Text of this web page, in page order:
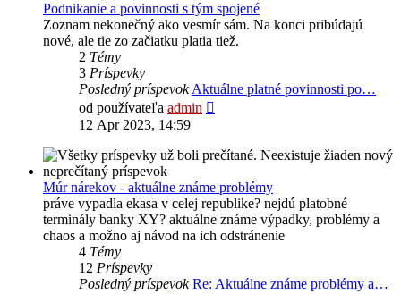
Podnikanie a povinnosti s tým spojené
Zoznam nekonečný ako vesmír sám. Na konci pribúdajú
nové, ale tie zo začiatku platia tiež.
2 Témy
3 Príspevky
Posledný príspevokAktuálne platné povinnosti po…
od používateľa admin
12 Apr 2023, 14:59
Múr nárekov - aktuálne známe problémy
práve vypadla ekasa v celej republike? nejdú platobné
terminály banky XY? aktuálne známe výpadky, problémy a
chaos a možno aj návod na ich odstránenie
4 Témy
12 Príspevky
Posledný príspevok Re: Aktuálne známe problémy a…